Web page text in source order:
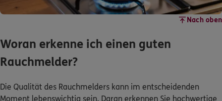
Nach oben
Rauchmelder?
Moment lebenswichtig sein. Daran erkennen Sie hochwertige
Modelle: